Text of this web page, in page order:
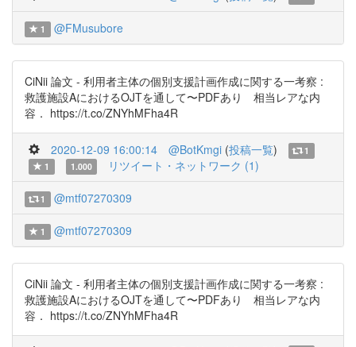
1 @FMusubore
CiNii 論文 - 利用者主体の個別支援計画作成に関する一考察 :
救護施設AにおけるOJTを通して〜PDFあり 相当レアな内
容． https://t.co/ZNYhMFha4R
2020-12-09 16:00:14 @BotKmgi (投稿一覧)
1
1
1.000 リツイート・ネットワーク (1)
1 @mtf07270309
1 @mtf07270309
CiNii 論文 - 利用者主体の個別支援計画作成に関する一考察 :
救護施設AにおけるOJTを通して〜PDFあり 相当レアな内
容． https://t.co/ZNYhMFha4R